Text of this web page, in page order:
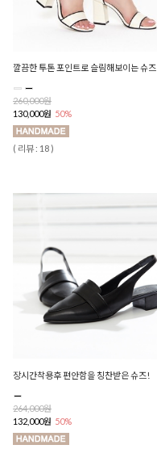
깔끔한 투톤 포인트로 슬림해보이는 슈즈
260,000원
130,000원 50%
( 리뷰 : 18 )
장시간착용후 편안함을 칭찬받은 슈즈!
264,000원
132,000원 50%